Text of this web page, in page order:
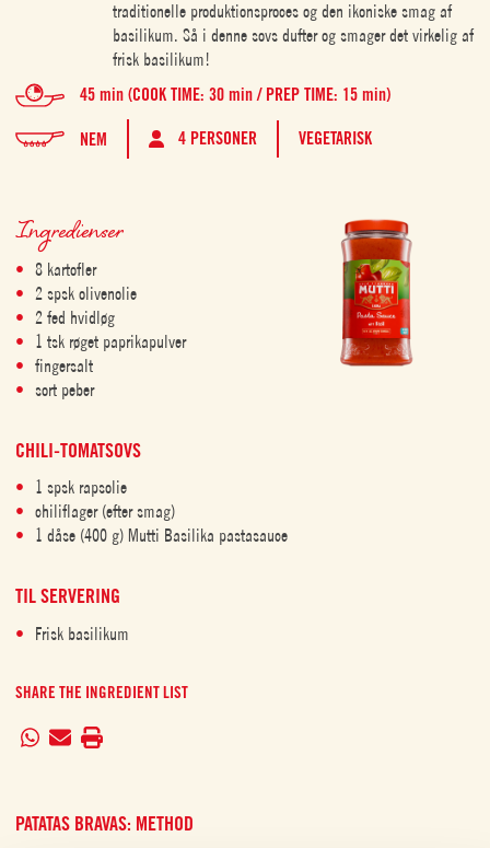
traditionelle produktionsproces og den ikoniske smag af
basilikum. Så i denne sovs dufter og smager det virkelig af
frisk basilikum!
45 min (COOK TIME: 30 min / PREP TIME: 15 min)
NEM 4 PERSONER VEGETARISK
Ingredienser
8 kartofler
2 spsk olivenolie
2 fed hvidløg
1 tsk røget paprikapulver
fingersalt
sort peber
CHILI-TOMATSOVS
1 spsk rapsolie
chiliflager (efter smag)
1 dåse (400 g) Mutti Basilika pastasauce
TIL SERVERING
Frisk basilikum
SHARE THE INGREDIENT LIST
PATATAS BRAVAS: METHOD